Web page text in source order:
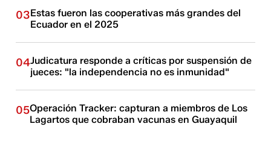
03Estas fueron las cooperativas más grandes del
Ecuador en el 2025
04Judicatura responde a críticas por suspensión de
jueces: "la independencia no es inmunidad"
05Operación Tracker: capturan a miembros de Los
Lagartos que cobraban vacunas en Guayaquil